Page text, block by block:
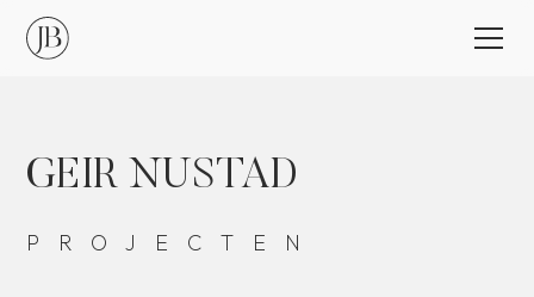
GEIR NUSTAD
PROJECTEN